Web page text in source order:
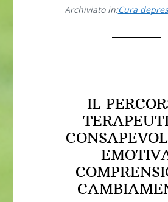
Archiviato in:Cura
IL